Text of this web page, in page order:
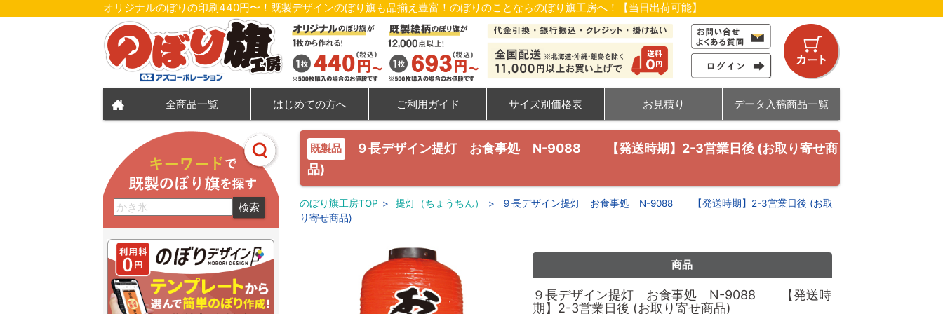
オリジナルのぼりの印刷440円〜！既製デザインのぼり旗も品揃え豊富！のぼりのことならのぼり旗工房へ！【当日出荷可能】
全商品一覧 はじめての方へ ご利用ガイド サイズ別価格表 お見積り データ入稿商品一覧
検索
既製品
９長デザイン提灯 お食事処 N-9088 【発送時期】2-3営業日後 (お取り寄せ商
品)
のぼり旗工房TOP > 提灯（ちょうちん） >
９長デザイン提灯 お食事処 N-9088 【発送時期】2-3営業日後 (お取
り寄せ商品)
商品
９長デザイン提灯 お食事処 N-9088 【発送時
期】2-3営業日後 (お取り寄せ商品)